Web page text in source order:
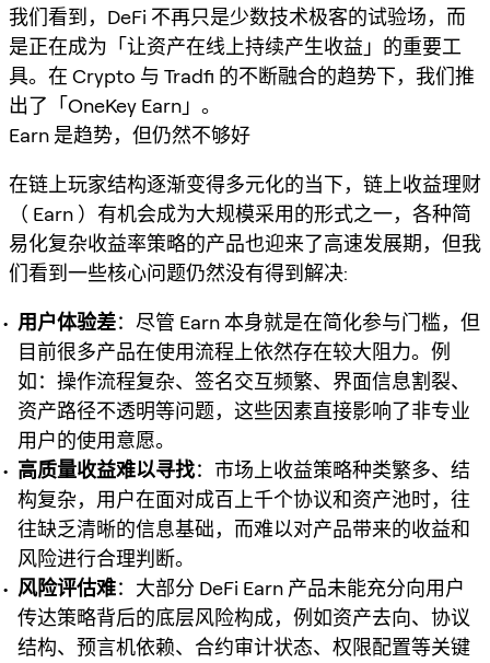
我们看到，DeFi 不再只是少数技术极客的试验场，而
是正在成为「让资产在线上持续产生收益」的重要工
具。在 Crypto 与 Tradfi 的不断融合的趋势下，我们推
出了「OneKey Earn」。
Earn 是趋势，但仍然不够好
在链上玩家结构逐渐变得多元化的当下，链上收益理财
（ Earn ）有机会成为大规模采用的形式之一，各种简
易化复杂收益率策略的产品也迎来了高速发展期，但我
们看到一些核心问题仍然没有得到解决:
用户体验差：尽管 Earn 本身就是在简化参与门槛，但
目前很多产品在使用流程上依然存在较大阻力。例
如：操作流程复杂、签名交互频繁、界面信息割裂、
资产路径不透明等问题，这些因素直接影响了非专业
用户的使用意愿。
高质量收益难以寻找：市场上收益策略种类繁多、结
构复杂，用户在面对成百上千个协议和资产池时，往
往缺乏清晰的信息基础，而难以对产品带来的收益和
风险进行合理判断。
风险评估难：大部分 DeFi Earn 产品未能充分向用户
传达策略背后的底层风险构成，例如资产去向、协议
结构、预言机依赖、合约审计状态、权限配置等关键